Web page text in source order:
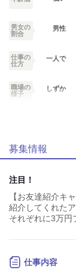
男女の
割合
男性
仕事の
仕方
一人で
職場の
様子
しずか
個性が生かせる
デスクワーク
お客様との対話が
少ない
力仕事が少ない
募集情報
注目！
【お友達紹介キ
紹介してくれた
それぞれに3万円
仕事内容